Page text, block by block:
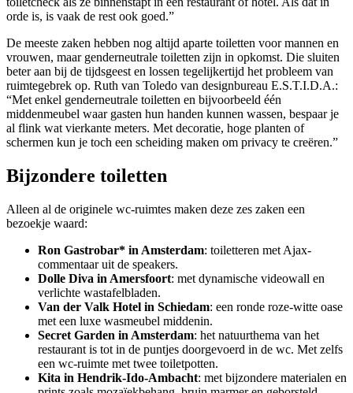
orde is, is vaak de rest ook goed.”
De meeste zaken hebben nog altijd aparte toiletten voor mannen en
vrouwen, maar genderneutrale toiletten zijn in opkomst. Die sluiten
beter aan bij de tijdsgeest en lossen tegelijkertijd het probleem van
ruimtegebrek op. Ruth van Toledo van designbureau E.S.T.I.D.A.:
“Met enkel genderneutrale toiletten en bijvoorbeeld één
middenmeubel waar gasten hun handen kunnen wassen, bespaar je
al flink wat vierkante meters. Met decoratie, hoge planten of
schermen kun je toch een scheiding maken om privacy te creëren.”
Bijzondere toiletten
Alleen al de originele wc-ruimtes maken deze zes zaken een
bezoekje waard:
Ron Gastrobar* in Amsterdam: toiletteren met Ajax-
commentaar uit de speakers.
Dolle Diva in Amersfoort: met dynamische videowall en
verlichte wastafelbladen.
Van der Valk Hotel in Schiedam: een ronde roze-witte oase
met een luxe wasmeubel middenin.
Secret Garden in Amsterdam: het natuurthema van het
restaurant is tot in de puntjes doorgevoerd in de wc. Met zelfs
een wc-ruimte met twee toiletpotten.
Kita in Hendrik-Ido-Ambacht: met bijzondere materialen en